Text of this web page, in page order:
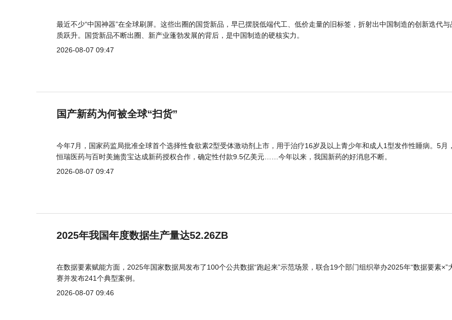
最近不少“中国神器”在全球刷屏。这些出圈的国货新品，早已摆脱低端代工、低价走量的旧标签，折射出中国制造的创新迭代与
质跃升。国货新品不断出圈、新产业蓬勃发展的背后，是中国制造的硬核实力。
2026-08-07 09:47
国产新药为何被全球“扫货”
今年7月，国家药监局批准全球首个选择性食欲素2型受体激动剂上市，用于治疗16岁及以上青少年和成人1型发作性睡病。5月
恒瑞医药与百时美施贵宝达成新药授权合作，确定性付款9.5亿美元……今年以来，我国新药的好消息不断。
2026-08-07 09:47
2025年我国年度数据生产量达52.26ZB
在数据要素赋能方面，2025年国家数据局发布了100个公共数据“跑起来”示范场景，联合19个部门组织举办2025年“数据要素×”
赛并发布241个典型案例。
2026-08-07 09:46